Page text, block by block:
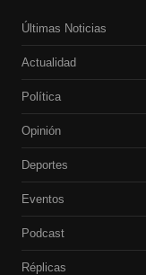
Últimas Noticias
Actualidad
Política
Opinión
Deportes
Eventos
Podcast
Réplicas